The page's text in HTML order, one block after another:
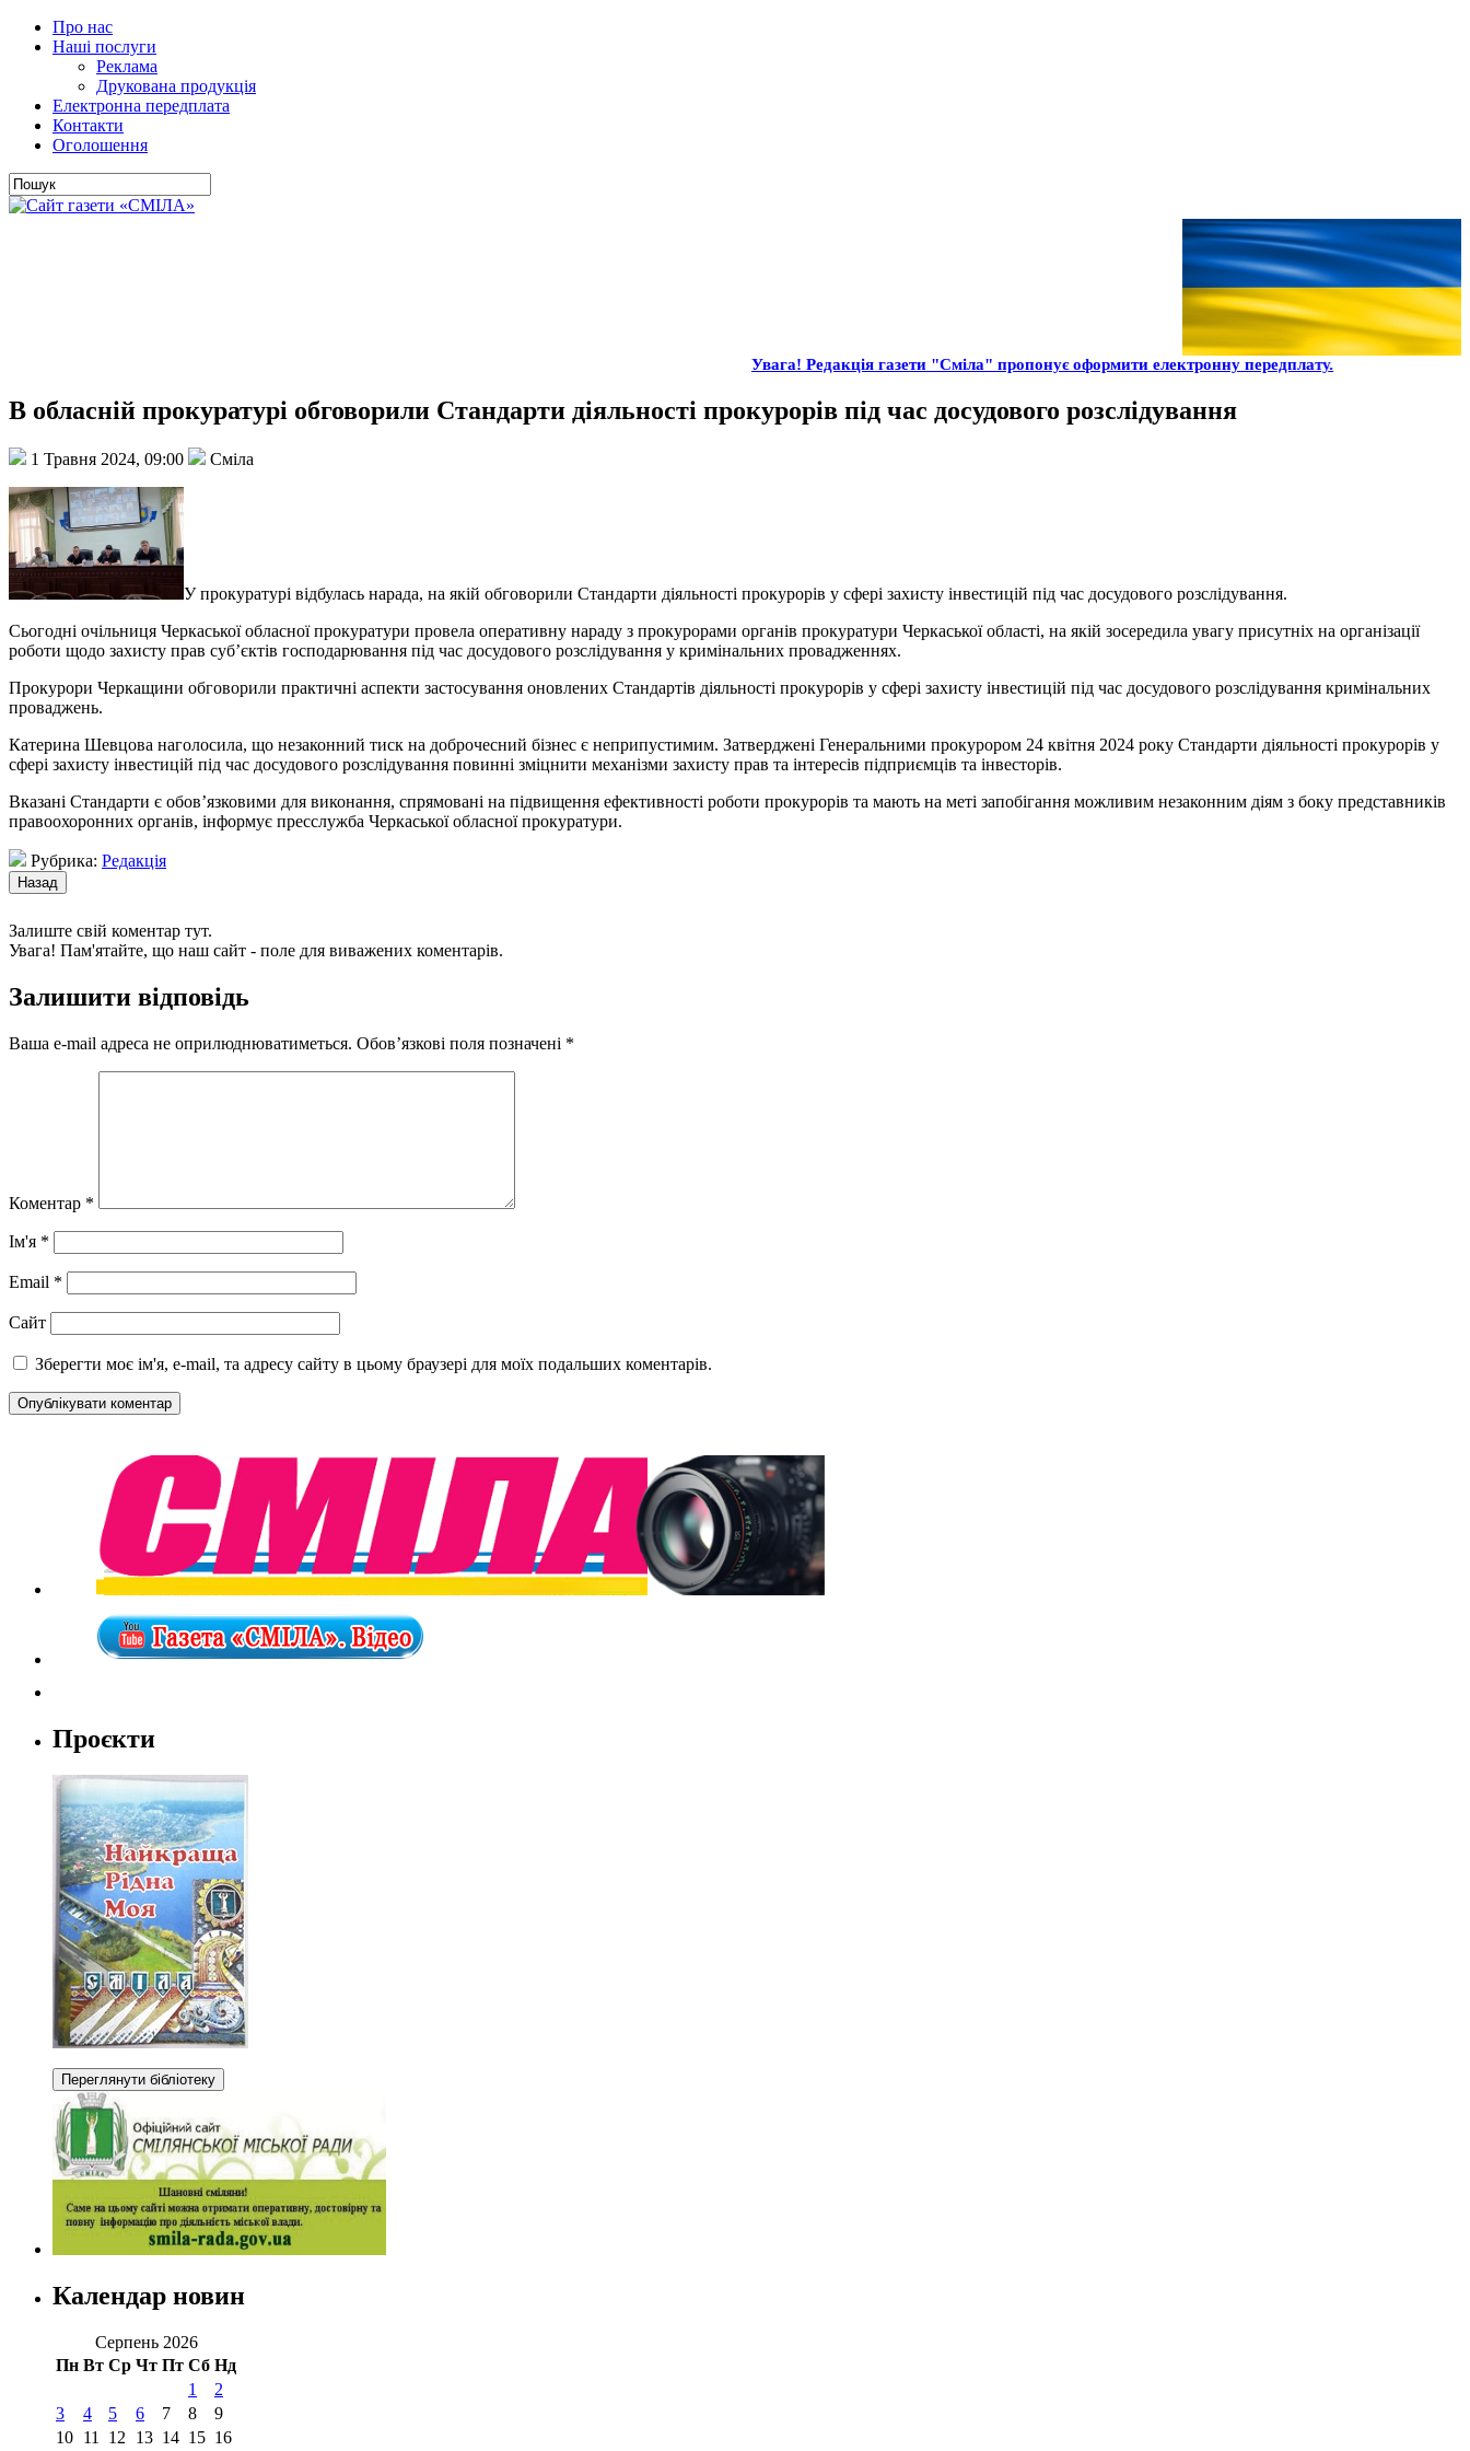
Про нас
Наші послуги
Реклама
Друкована продукція
Електронна передплата
Контакти
Оголошення
Увага! Редакція газети "Сміла" пропонує оформити електронну передплату.
В обласній прокуратурі обговорили Стандарти діяльності прокурорів під час досудового розслідування
1 Травня 2024, 09:00 Сміла
У прокуратурі відбулась нарада, на якій обговорили Стандарти діяльності прокурорів у сфері захисту інвестицій під час досудового розслідування.
Сьогодні очільниця Черкаської обласної прокуратури провела оперативну нараду з прокурорами органів прокуратури Черкаської області, на якій зосередила увагу присутніх на організації
роботи щодо захисту прав суб’єктів господарювання під час досудового розслідування у кримінальних провадженнях.
Прокурори Черкащини обговорили практичні аспекти застосування оновлених Стандартів діяльності прокурорів у сфері захисту інвестицій під час досудового розслідування кримінальних
проваджень.
Катерина Шевцова наголосила, що незаконний тиск на доброчесний бізнес є неприпустимим. Затверджені Генеральними прокурором 24 квітня 2024 року Стандарти діяльності прокурорів у
сфері захисту інвестицій під час досудового розслідування повинні зміцнити механізми захисту прав та інтересів підприємців та інвесторів.
Вказані Стандарти є обов’язковими для виконання, спрямовані на підвищення ефективності роботи прокурорів та мають на меті запобігання можливим незаконним діям з боку представників
правоохоронних органів, інформує пресслужба Черкаської обласної прокуратури.
Рубрика: Редакція
Залиште свій коментар тут.
Увага! Пам'ятайте, що наш сайт - поле для виважених коментарів.
Залишити відповідь
Ваша e-mail адреса не оприлюднюватиметься. Обов’язкові поля позначені *
Коментар *
Ім'я *
Email *
Сайт
Зберегти моє ім'я, e-mail, та адресу сайту в цьому браузері для моїх подальших коментарів.
Проєкти
Календар новин
Серпень 2026
Пн Вт Ср Чт Пт Сб Нд
1
2
3
4 5 6 7 8
9
10 11 12 13 14 15 16